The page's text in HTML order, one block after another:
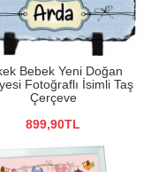
Bebek Yeni Doğan
Fotoğraflı İsimli Taş
Çerçeve
899,90TL